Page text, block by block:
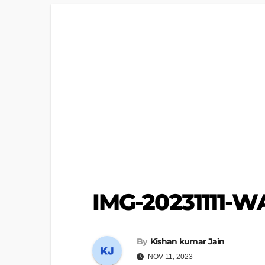
IMG-20231111-
By Kishan kumar Jain
NOV 11, 2023